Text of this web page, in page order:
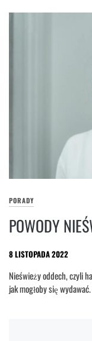
PORADY
POWODY
8 LISTOPADA 2022
Nieświeży oddech, czyli
jak mogłoby się